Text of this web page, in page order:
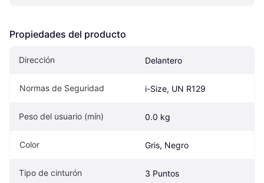
Propiedades del producto
Dirección Delantero
Normas de Seguridad i-Size, UN R129
Peso del usuario (mín) 0.0 kg
Color Gris, Negro
Tipo de cinturón 3 Puntos